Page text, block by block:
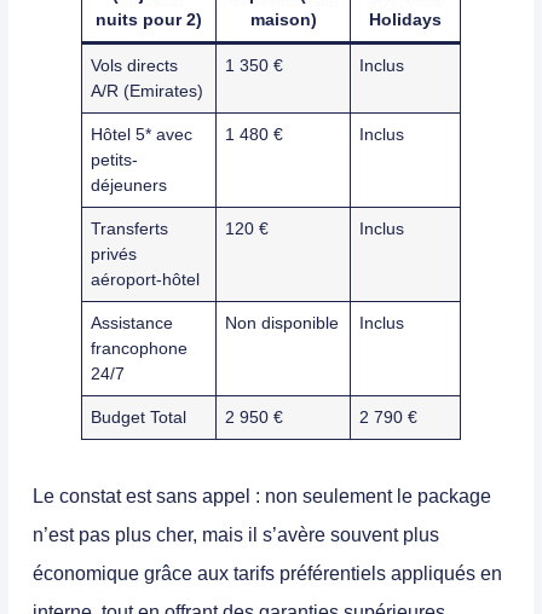
nuits pour 2)
maison)
Holidays
Vols directs
A/R (Emirates)
1 350 € Inclus
Hôtel 5* avec
petits-
déjeuners
1 480 € Inclus
Transferts
privés
aéroport-hôtel
120 € Inclus
Assistance
francophone
24/7
Non disponible Inclus
Budget Total 2 950 € 2 790 €
Le constat est sans appel : non seulement le package
n’est pas plus cher, mais il s’avère souvent plus
économique grâce aux tarifs préférentiels appliqués en